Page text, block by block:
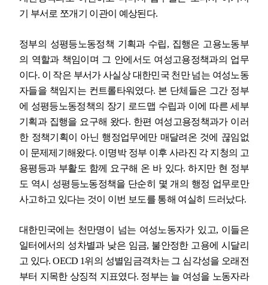
기 부서로 쪼개기 이관이 예상된다.
정부의 성평등노동정책 기획과 수립, 집행은 고용노동부
의 역할과 책임이며 그 안에서도 여성고용정책과의 업무
이다. 이 작은 부서가 사실상 대한민국 천만 넘는 여성노동
자들을 책임지는 컨트롤타워였다. 본 단체들은 그간 정부
에 성평등노동정책의 장기 로드맵 수립과 이에 따른 세부
기획과 집행을 요구해 왔다. 한편 여성고용정책과가 이러
한 정책기획이 아닌 행정업무에만 매달려온 것에 끊임없
이 문제제기해왔다. 이명박 정부 이후 사라진 각 지청의 고
용평등과 부활도 함께 요구해 온 바 있다.하지만 현 정부
도 역시 성평등노동정책을 단순히 몇 개의 행정 업무로만
사고하고 있다는 것이 이번 보도를 통해 여실히 드러났다.
대한민국에는 천만명이 넘는 여성노동자가 있고, 이들은
일터에서의 성차별과 낮은 임금, 불안정한 고용에 시달리
고 있다. OECD 1위의 성별임금격차는 그 심각성을 오래전
부터 지목한 상징적 지표였다. 정부는 늘 여성을 노동자라